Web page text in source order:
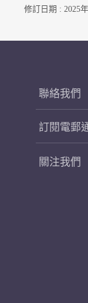
修訂日期 : 2025
聯絡我們
訂閱電郵
關注我們